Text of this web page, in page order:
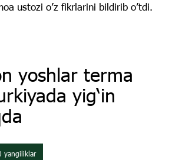
ustozi o’z fikrlarini bildirib o’tdi.
yoshlar terma
yig‘in
yangiliklar